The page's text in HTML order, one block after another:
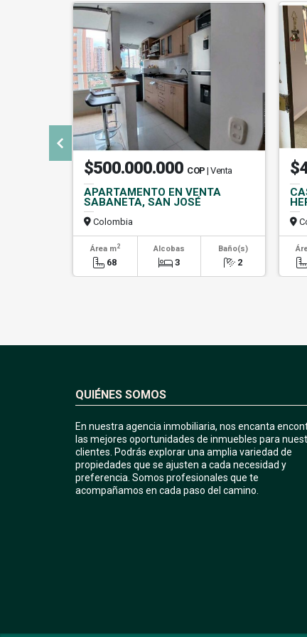
$500.000.000 COP | Venta
APARTAMENTO EN VENTA
SABANETA, SAN JOSÉ
Colombia
Área m2
68
Alcobas
3
Baño(s)
2
QUIÉNES SOMOS
En nuestra agencia inmobiliaria, nos encanta
las mejores oportunidades de inmuebles para
clientes. Podrás explorar una amplia variedad de
propiedades que se ajusten a cada necesidad y
preferencia. Somos profesionales que te
acompañamos en cada paso del camino.